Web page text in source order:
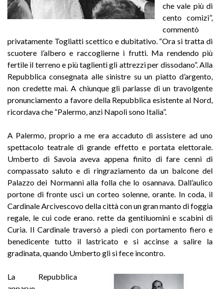
che vale più di
cento comizi”,
commentò
privatamente Togliatti scettico e dubitativo. “Ora si tratta di
scuotere l’albero e raccoglierne i frutti. Ma rendendo più
fertile il terreno e più taglienti gli attrezzi per dissodano”. Alla
Repubblica consegnata alle sinistre su un piatto d’argento,
non credette mai. A chiunque gli parlasse di un travolgente
pronunciamento a favore della Repubblica esistente al Nord,
ricordava che “Palermo, anzi Napoli sono Italia”.
A Palermo, proprio a me era accaduto di assistere ad uno
spettacolo teatrale di grande effetto e portata elettorale.
Umberto di Savoia aveva appena finito di fare cenni di
compassato saluto e di ringraziamento da un balcone del
Palazzo dei Normanni alla folla che lo osannava. Dall’aulico
portone di fronte uscì un corteo solenne, orante. In coda, il
Cardinale Arcivescovo della città con un gran manto di foggia
regale, le cui code erano. rette da gentiluomini e scabini di
Curia. Il Cardinale traversò a piedi con portamento fiero e
benedicente tutto il lastricato e si accinse a salire la
gradinata, quando Umberto gli si fece incontro.
La Repubblica